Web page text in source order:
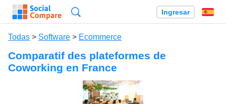
Ingresar
Todas > Software > Ecommerce
Comparatif des plateformes de
Coworking en France